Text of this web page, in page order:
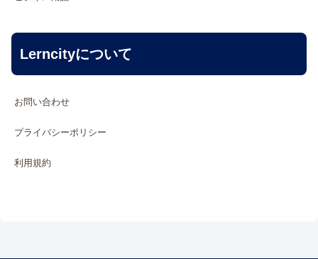
Lerncityについて
お問い合わせ
プライバシーポリシー
利用規約